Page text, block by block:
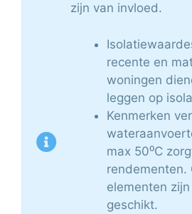
zijn van invloed.
recente en
woningen
leggen op
Kenmerken
max 50⁰C
rendementen.
elementen
geschikt.